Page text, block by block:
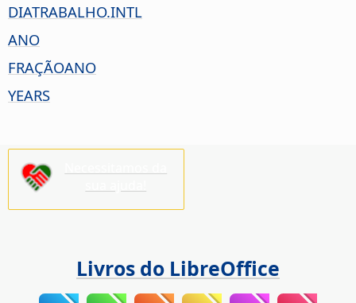
DIATRABALHO.INTL
ANO
FRAÇÃOANO
YEARS
Livros do LibreOffice